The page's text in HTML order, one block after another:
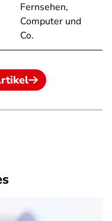
Fernsehen,
Computer und
Co.